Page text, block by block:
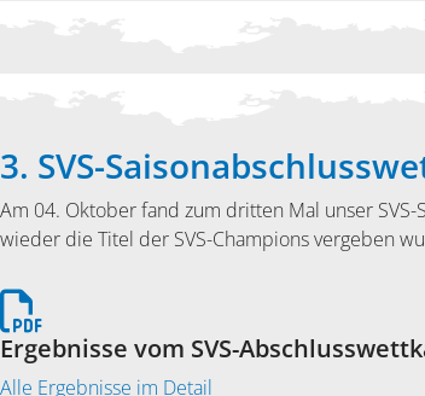
3. SVS-
Am 04. Oktober fand zum dritten Mal unser
wieder die Titel der SVS-Champions vergeben
Ergebnisse vom SVS-
Alle Ergebnisse im Detail